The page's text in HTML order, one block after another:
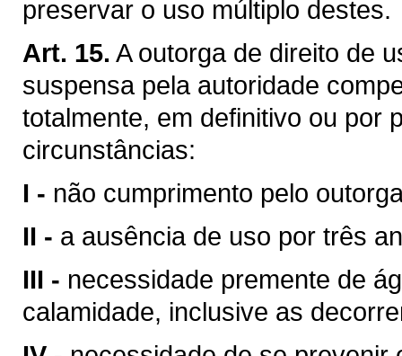
preservar o uso múltiplo destes.
Art. 15. A outorga de direito de
suspensa pela autoridade
totalmente, em definitivo ou por
circunstâncias:
I - não cumprimento pelo
II - a ausência de uso por três
III - necessidade premente de
calamidade, inclusive as